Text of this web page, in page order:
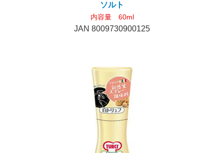
ソルト
内容量 60ml
JAN 8009730900125